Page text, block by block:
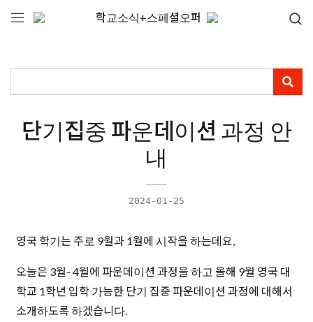
학교소식+스페셜오퍼
단기집중 파운데이션 과정 안
내
2024-01-25
영국 학기는 주로 9월과 1월에 시작을 하는데요,
오늘은 3월- 4월에 파운데이션 과정을 하고 올해 9월 영국 대
학교 1학년 입학 가능한 단기 집중 파운데이션 과정에 대해서
소개하도록 하겠습니다.